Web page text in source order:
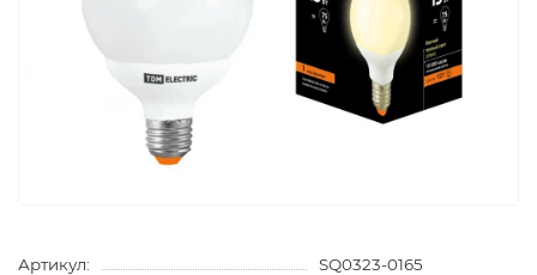
Артикул:
SQ0323-0165